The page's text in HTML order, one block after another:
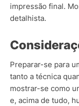
impressão final.
detalhista.
Preparar-se para
tanto a técnica
mostrar-se como
e, acima de tudo,